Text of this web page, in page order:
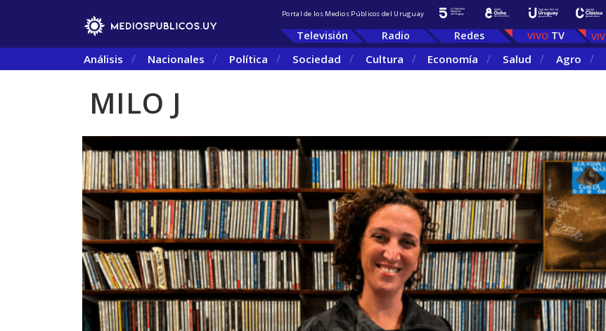
Portal de los Medios Públicos del Uruguay
Televisión Radio Redes TV
Análisis Nacionales Política Sociedad Cultura Economía Salud Agro
MILO J